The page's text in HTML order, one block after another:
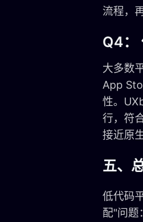
流程，
Q4：
大多数
App
性。
行，符
接近原
五、
低代码
配"问题